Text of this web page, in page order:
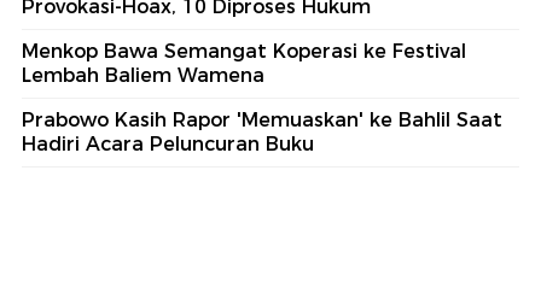
Provokasi-Hoax, 10 Diproses Hukum
Menkop Bawa Semangat Koperasi ke Festival
Lembah Baliem Wamena
Prabowo Kasih Rapor 'Memuaskan' ke Bahlil Saat
Hadiri Acara Peluncuran Buku